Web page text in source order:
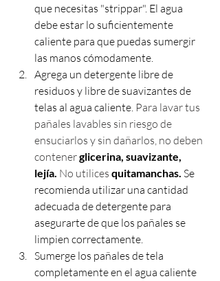
que necesitas "strippar". El agua
debe estar lo suficientemente
caliente para que puedas sumergir
las manos cómodamente.
Agrega un detergente libre de
residuos y libre de suavizantes de
telas al agua caliente. Para lavar tus
pañales lavables sin riesgo de
ensuciarlos y sin dañarlos, no deben
contener glicerina, suavizante,
lejía. No utilices quitamanchas. Se
recomienda utilizar una cantidad
adecuada de detergente para
asegurarte de que los pañales se
limpien correctamente.
Sumerge los pañales de tela
completamente en el agua caliente